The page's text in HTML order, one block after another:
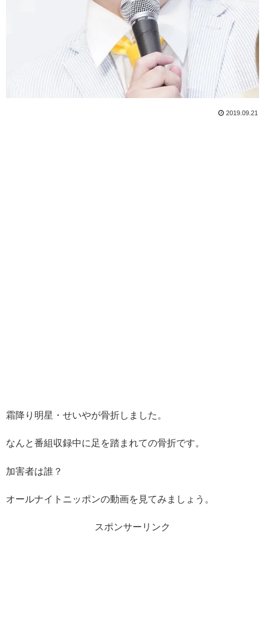
2019.09.21
霜降り明星・せいやが骨折しました。
なんと番組収録中に足を踏まれての骨折です。
加害者は誰？
オールナイトニッポンの動画を見てみましょう。
スポンサーリンク